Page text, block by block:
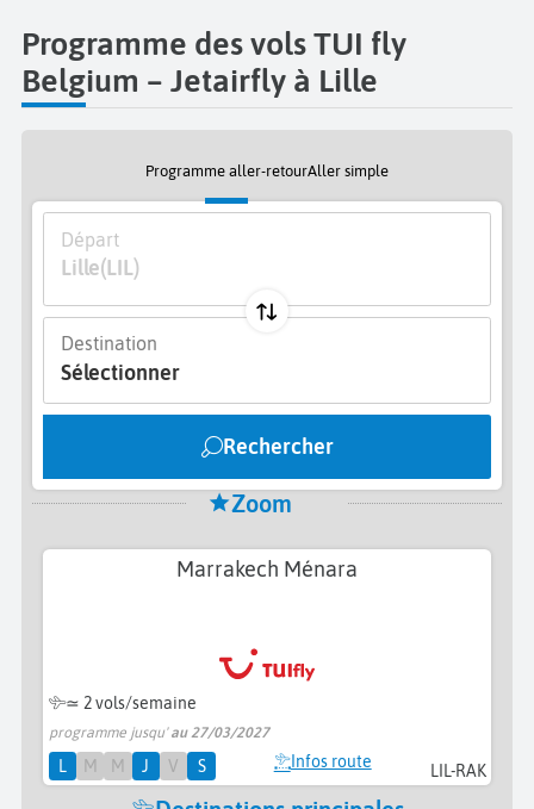
Programme des vols TUI fly
Belgium – Jetairfly à Lille
Programme aller-retourAller simple
Départ
Lille(LIL)
Destination
Sélectionner
Rechercher
Zoom
LIL-RAK
Marrakech Ménara
≃ 2 vols/semaine
programme jusqu'au 27/03/2027
L M M J V S Infos route